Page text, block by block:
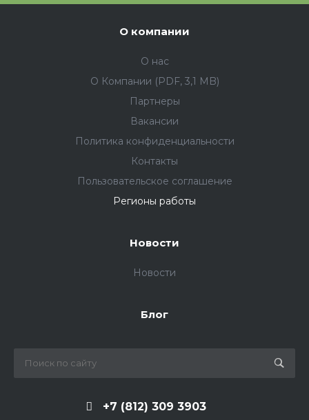
О компании
О нас
О Компании (PDF, 3,1 MB)
Партнеры
Вакансии
Политика конфиденциальности
Контакты
Пользовательское соглашение
Регионы работы
Новости
Новости
Блог
+7 (812) 309 3903